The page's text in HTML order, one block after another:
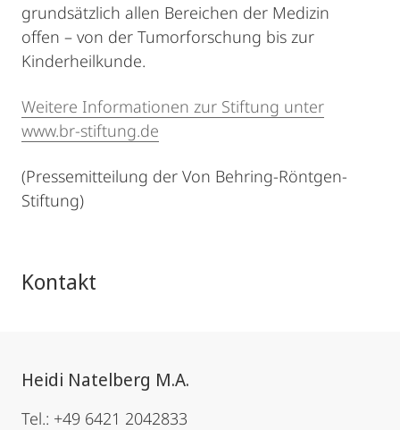
grundsätzlich allen Bereichen der Medizin
offen – von der Tumorforschung bis zur
Kinderheilkunde.
Weitere Informationen zur Stiftung unter
www.br-stiftung.de
(Pressemitteilung der Von Behring-Röntgen-
Stiftung)
Kontakt
Heidi Natelberg M.A.
Tel.: +49 6421 2042833